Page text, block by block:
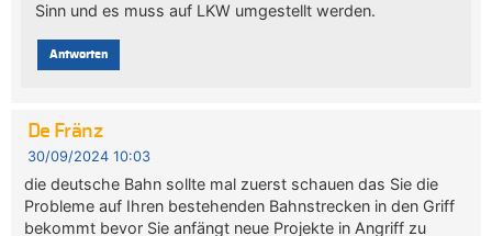
Sinn und es muss auf LKW umgestellt werden.
Antworten
De Fränz
30/09/2024 10:03
die deutsche Bahn sollte mal zuerst schauen das Sie die
Probleme auf Ihren bestehenden Bahnstrecken in den Griff
bekommt bevor Sie anfängt neue Projekte in Angriff zu